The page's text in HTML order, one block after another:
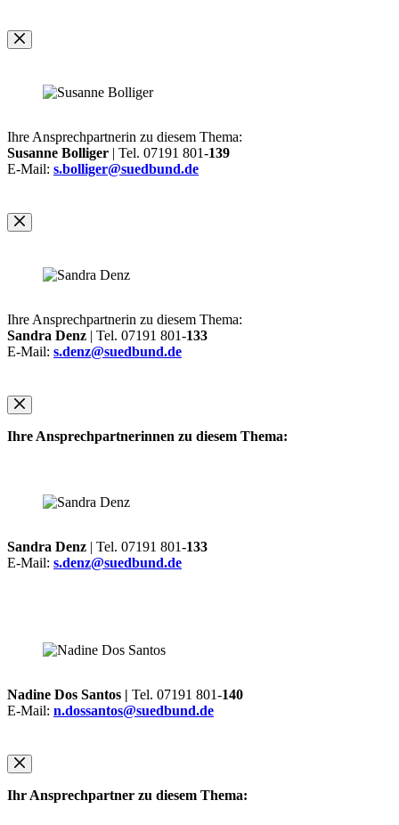
Ihre Ansprechpartnerin zu diesem Thema:
Susanne Bolliger | Tel. 07191 801-139
E-Mail: s.bolliger@suedbund.de
Ihre Ansprechpartnerin zu diesem Thema:
Sandra Denz | Tel. 07191 801-133
E-Mail: s.denz@suedbund.de
Ihre Ansprechpartnerinnen zu diesem Thema:
Sandra Denz | Tel. 07191 801-133
E-Mail: s.denz@suedbund.de
Nadine Dos Santos | Tel. 07191 801-140
E-Mail: n.dossantos@suedbund.de
Ihr Ansprechpartner zu diesem Thema: